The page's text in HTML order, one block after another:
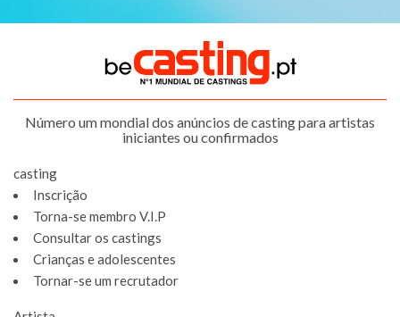
Número um mondial dos anúncios de casting para artistas
iniciantes ou confirmados
casting
Inscrição
Torna-se membro V.I.P
Consultar os castings
Crianças e adolescentes
Tornar-se um recrutador